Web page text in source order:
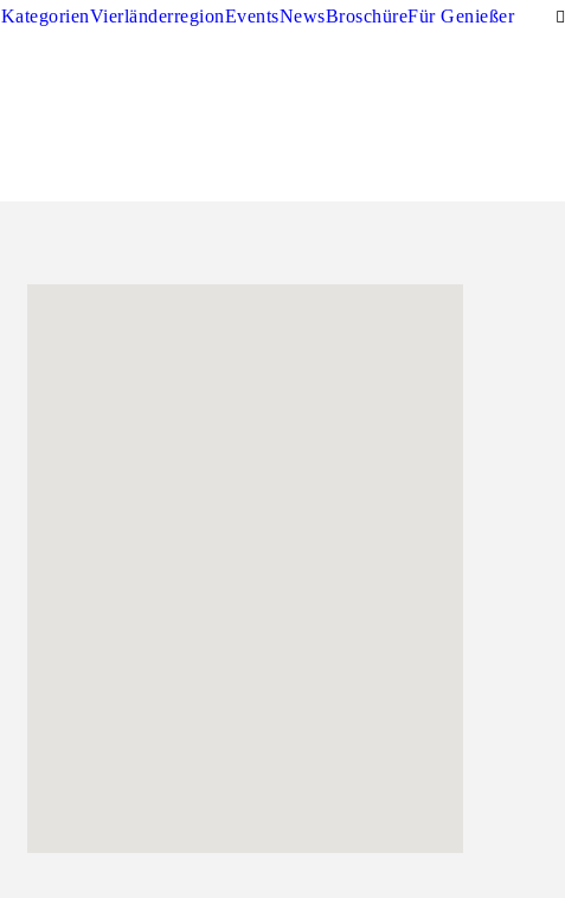
KategorienVierländerregionEventsNewsBroschüreFür Genießer